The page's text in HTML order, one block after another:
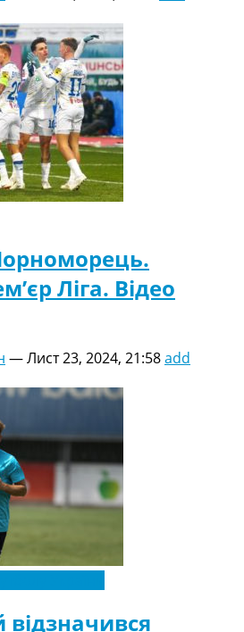
Ліга. Відео
—Лист 23, 2024, 21:58add